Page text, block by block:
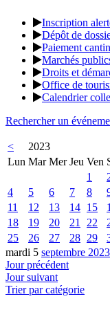
Inscription
Dépôt de
Paiement
Marchés
Droits et
Office de
Calendrier
Rechercher un
< 2023
Lun Mar Mer Jeu Ven
1
4
5 6 7 8
11
12 13 14 15
18
19 20 21 22
25
26 27 28 29
mardi 5 septembre 2023
Jour précédent
Jour suivant
Trier par catégorie